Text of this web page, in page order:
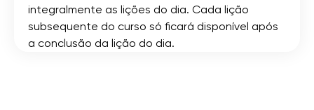
integralmente as lições do dia. Cada lição
subsequente do curso só ficará disponível após
a conclusão da lição do dia.